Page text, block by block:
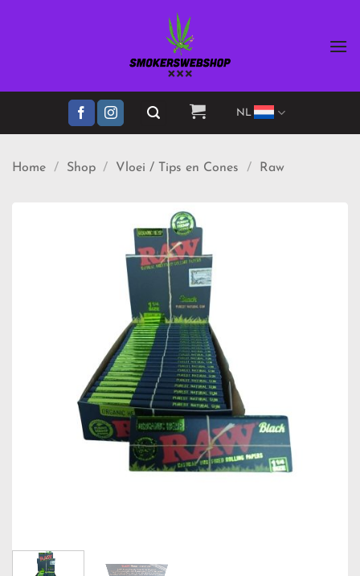
NL
Home / Shop / Vloei / Tips en Cones / Raw